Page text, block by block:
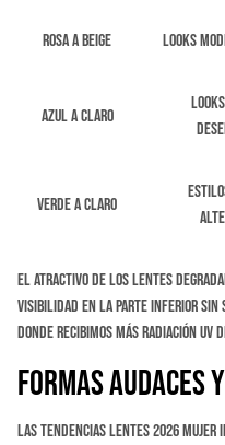
Rosa a beige Looks
Azul a claro
Verde a claro
El atractivo de los lentes
visibilidad en la parte inferior
donde recibimos más radiación UV
Formas Audaces
Las tendencias lentes 2026 mujer